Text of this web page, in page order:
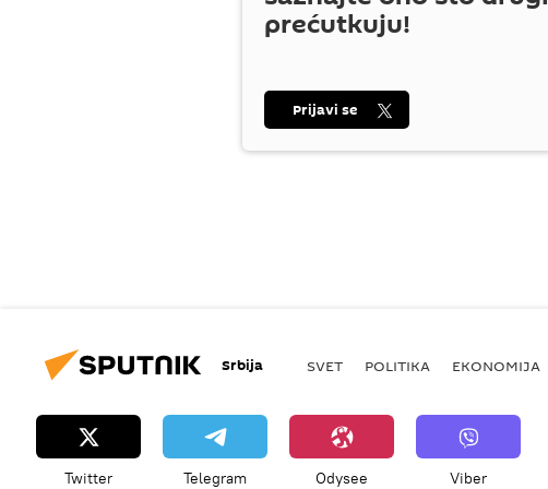
prećutkuju!
Prijavi se
Srbija SVET POLITIKA EKONOMIJA
Twitter Telegram Odysee Viber